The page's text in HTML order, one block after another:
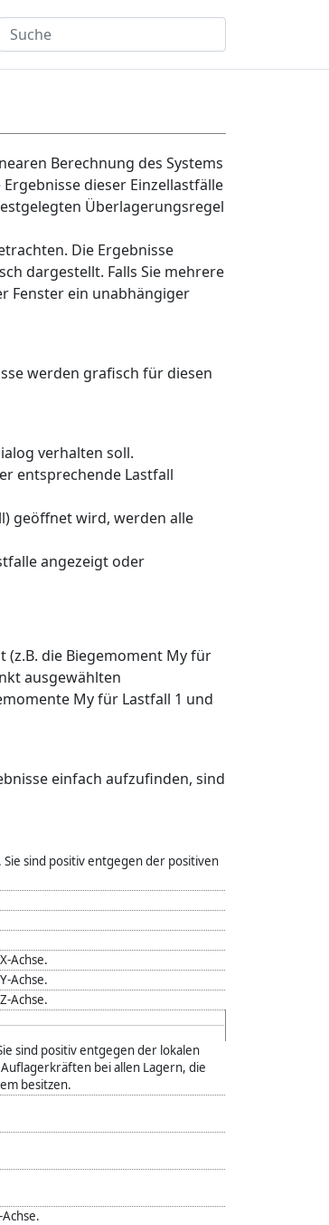
Berechnung des Systems
dieser Einzellastfälle
Überlagerungsregel
Die Ergebnisse
dargestellt. Falls Sie mehrere
Fenster ein unabhängiger
werden grafisch für diesen
verhalten soll.
entsprechende Lastfall
geöffnet wird, werden alle
angezeigt oder
die Biegemoment My für
ausgewählten
My für Lastfall 1 und
einfach aufzufinden, sind
sind positiv entgegen der positiven
Achse.
Achse.
Achse.
sind positiv entgegen der lokalen
bei allen Lagern, die
besitzen.